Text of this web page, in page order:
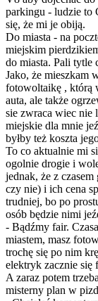
parkingu - ludzie to
się, że mi je obiją.
Do miasta - na
miejskim
do miasta. Pali tytle
Jako, że mieszkam
fotowoltaikę , którą
auta, ale także
sie zwraca wiec nie
miejskie dla mnie
byłby też koszta
To co aktualnie mi
ogolnie drogie i
jednak, że z
czy nie) i ich cena
trudniej, bo po
osób będzie nimi
- Bądźmy fair.
miastem, masz
trochę się po nim
elektryk zacznie się
A zaraz potem
misterny plan w